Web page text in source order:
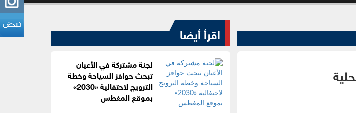
اقرأ أيضا
لجنة مشتركة في الأعيان
تبحث حوافز السياحة وخطة
الترويج لاحتفالية «2030»
بموقع المغطس